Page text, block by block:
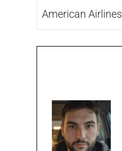
American Airlines